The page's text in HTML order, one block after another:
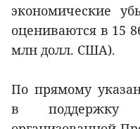
экономические
оцениваются в 15
млн долл. США).
По прямому
в поддержку